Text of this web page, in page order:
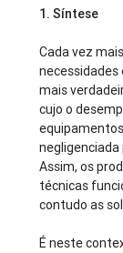
1. Síntese
Cada vez
mais
cujo o
negligenciada
Assim, os
técnicas
contudo as
É neste